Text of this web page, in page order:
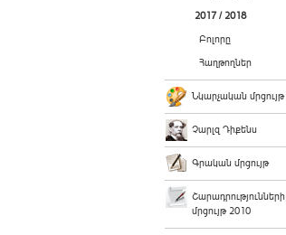
2017 / 2018
Բոլորը
Հաղթողներ
Նկարչական մրցույթ
Չարլզ Դիքենս
Գրական մրցույթ
Շարադրությունների
մրցույթ 2010